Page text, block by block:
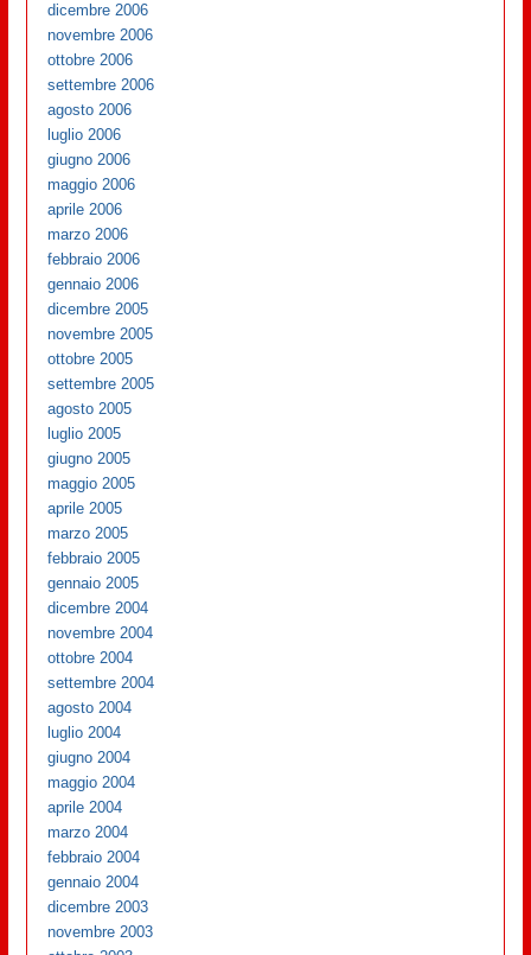
dicembre 2006
novembre 2006
ottobre 2006
settembre 2006
agosto 2006
luglio 2006
giugno 2006
maggio 2006
aprile 2006
marzo 2006
febbraio 2006
gennaio 2006
dicembre 2005
novembre 2005
ottobre 2005
settembre 2005
agosto 2005
luglio 2005
giugno 2005
maggio 2005
aprile 2005
marzo 2005
febbraio 2005
gennaio 2005
dicembre 2004
novembre 2004
ottobre 2004
settembre 2004
agosto 2004
luglio 2004
giugno 2004
maggio 2004
aprile 2004
marzo 2004
febbraio 2004
gennaio 2004
dicembre 2003
novembre 2003